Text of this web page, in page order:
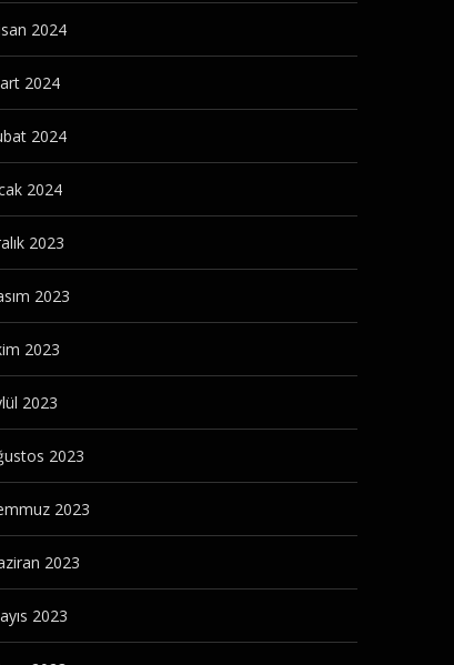
2024
2024
2024
2024
2023
2023
2023
2023
2023
2023
2023
2023